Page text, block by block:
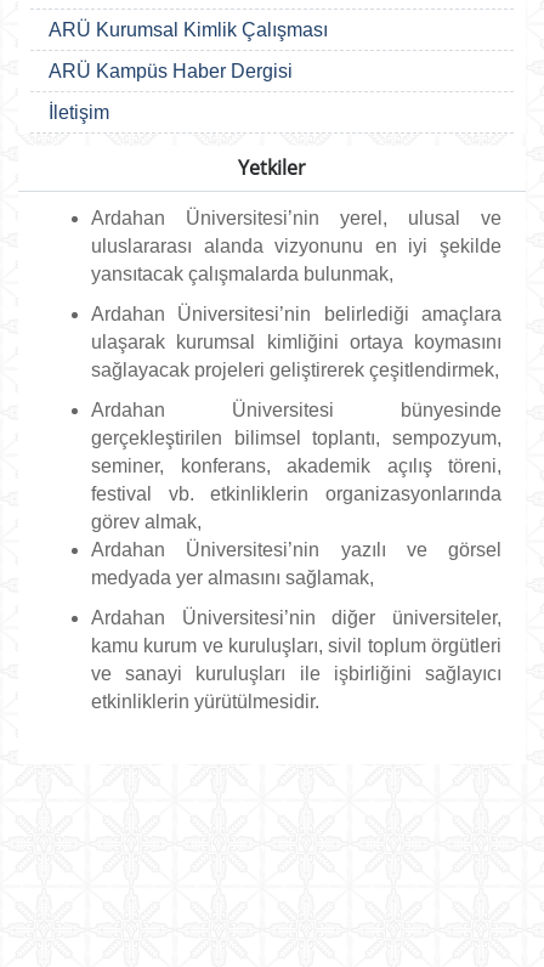
ARÜ Kurumsal Kimlik Çalışması
ARÜ Kampüs Haber Dergisi
İletişim
Yetkiler
Ardahan Üniversitesi’nin yerel, ulusal ve
uluslararası alanda vizyonunu en iyi şekilde
yansıtacak çalışmalarda bulunmak,
Ardahan Üniversitesi’nin belirlediği amaçlara
ulaşarak kurumsal kimliğini ortaya koymasını
sağlayacak projeleri geliştirerek çeşitlendirmek,
Ardahan Üniversitesi bünyesinde
gerçekleştirilen bilimsel toplantı, sempozyum,
seminer, konferans, akademik açılış töreni,
festival vb. etkinliklerin organizasyonlarında
görev almak,
Ardahan Üniversitesi’nin yazılı ve görsel
medyada yer almasını sağlamak,
Ardahan Üniversitesi’nin diğer üniversiteler,
kamu kurum ve kuruluşları, sivil toplum örgütleri
ve sanayi kuruluşları ile işbirliğini sağlayıcı
etkinliklerin yürütülmesidir.